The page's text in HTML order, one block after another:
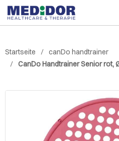
Startseite
canDo handtrainer
CanDo Handtrainer Senior rot,